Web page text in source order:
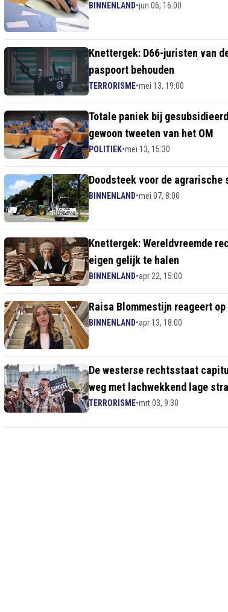
BINNENLAND•jun 06, 16:00
Knettergek: D66-juristen van
paspoort behouden
TERRORISME•mei 13, 19:00
Totale paniek bij
gewoon tweeten van het OM
POLITIEK•mei 13, 15:30
Doodsteek voor de
BINNENLAND•mei 07, 8:00
Knettergek: Wereldvreemde
eigen gelijk te halen
BINNENLAND•apr 22, 15:00
Raisa Blommestijn reageert
BINNENLAND•apr 13, 18:00
De westerse rechtsstaat
weg met lachwekkend lage
TERRORISME•mrt 03, 9:30